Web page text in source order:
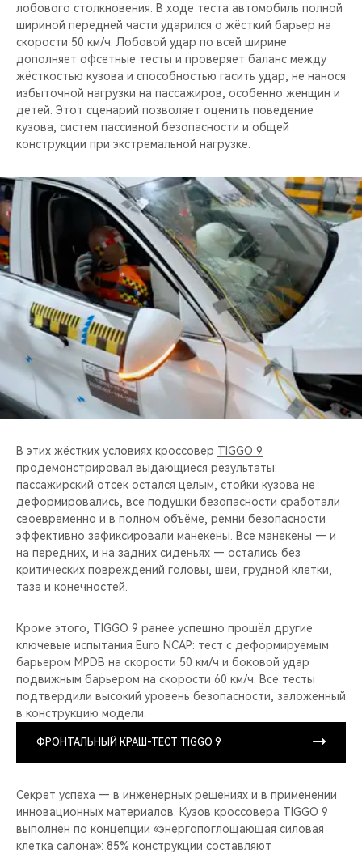
лобового столкновения. В ходе теста автомобиль полной
шириной передней части ударился о жёсткий барьер на
скорости 50 км/ч. Лобовой удар по всей ширине
дополняет офсетные тесты и проверяет баланс между
жёсткостью кузова и способностью гасить удар, не нанося
избыточной нагрузки на пассажиров, особенно женщин и
детей. Этот сценарий позволяет оценить поведение
кузова, систем пассивной безопасности и общей
конструкции при экстремальной нагрузке.
В этих жёстких условиях кроссовер TIGGO 9
продемонстрировал выдающиеся результаты:
пассажирский отсек остался целым, стойки кузова не
деформировались, все подушки безопасности сработали
своевременно и в полном объёме, ремни безопасности
эффективно зафиксировали манекены. Все манекены — и
на передних, и на задних сиденьях — остались без
критических повреждений головы, шеи, грудной клетки,
таза и конечностей.
Кроме этого, TIGGO 9 ранее успешно прошёл другие
ключевые испытания Euro NCAP: тест с деформируемым
барьером MPDB на скорости 50 км/ч и боковой удар
подвижным барьером на скорости 60 км/ч. Все тесты
подтвердили высокий уровень безопасности, заложенный
в конструкцию модели.
ФРОНТАЛЬНЫЙ КРАШ-ТЕСТ TIGGO 9
Секрет успеха — в инженерных решениях и в применении
инновационных материалов. Кузов кроссовера TIGGO 9
выполнен по концепции «энергопоглощающая силовая
клетка салона»: 85% конструкции составляют